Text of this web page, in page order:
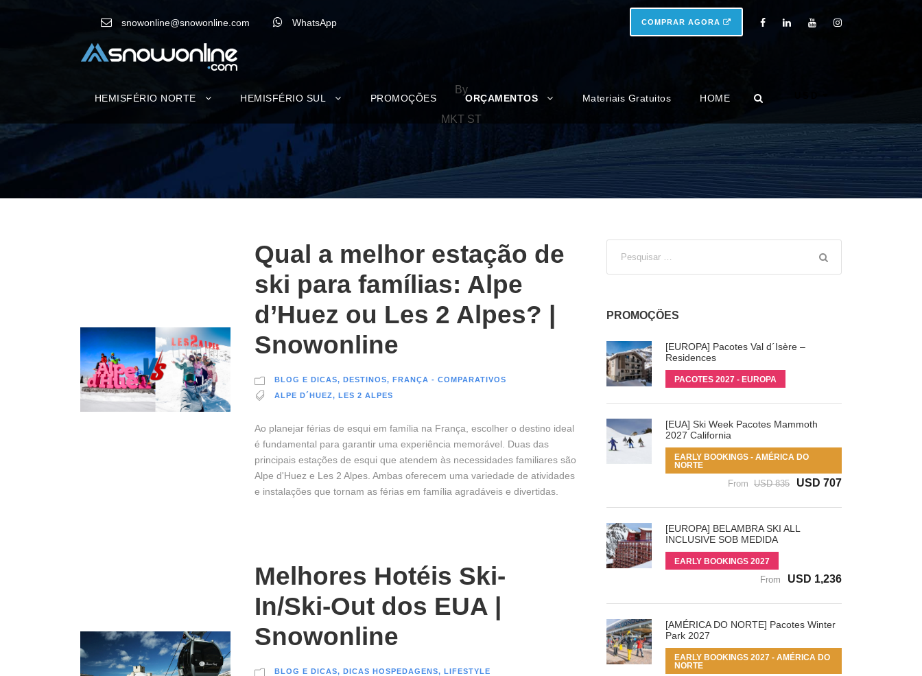
snowonline@snowonline.com WhatsApp COMPRAR AGORA
HEMISFÉRIO NORTE HEMISFÉRIO SUL PROMOÇÕES ORÇAMENTOS Materiais Gratuitos HOME
By
MKT ST
Qual a melhor estação de
ski para famílias: Alpe
d’Huez ou Les 2 Alpes? |
Snowonline
BLOG E DICAS, DESTINOS, FRANÇA - COMPARATIVOS
ALPE D´HUEZ, LES 2 ALPES
Ao planejar férias de esqui em família na França, escolher o destino ideal
é fundamental para garantir uma experiência memorável. Duas das
principais estações de esqui que atendem às necessidades familiares são
Alpe d'Huez e Les 2 Alpes. Ambas oferecem uma variedade de atividades
e instalações que tornam as férias em família agradáveis e divertidas.
Melhores Hotéis Ski-
In/Ski-Out dos EUA |
Snowonline
BLOG E DICAS, DICAS HOSPEDAGENS, LIFESTYLE
PROMOÇÕES
[EUROPA] Pacotes Val d´Isère –
Residences
PACOTES 2027 - EUROPA
[EUA] Ski Week Pacotes Mammoth
2027 California
EARLY BOOKINGS - AMÉRICA DO
NORTE
From USD 835 USD 707
[EUROPA] BELAMBRA SKI ALL
INCLUSIVE SOB MEDIDA
EARLY BOOKINGS 2027
From USD 1,236
[AMÉRICA DO NORTE] Pacotes Winter
Park 2027
EARLY BOOKINGS 2027 - AMÉRICA DO
NORTE